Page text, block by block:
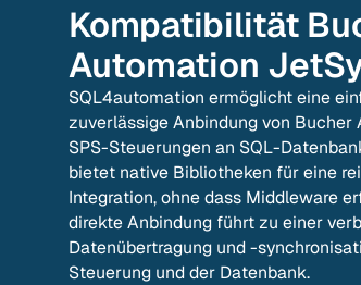
Kompatibilität
Automation
SQL4automation ermöglicht eine
zuverlässige Anbindung von
SPS-Steuerungen an SQL-
bietet native Bibliotheken für eine
Integration, ohne dass Middleware
direkte Anbindung führt zu einer
Datenübertragung und -
Steuerung und der Datenbank.